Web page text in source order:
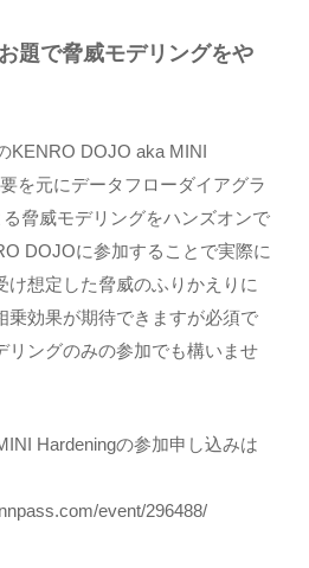
題で脅威モデリングをや
KENRO DOJO aka MINI
を元にデータフローダイアグラ
脅威モデリングをハンズオンで
DOJOに参加することで実際に
け想定した脅威のふりかえりに
乗効果が期待できますが必須で
リングのみの参加でも構いませ
Hardeningの参加申し込みは
event/296488/